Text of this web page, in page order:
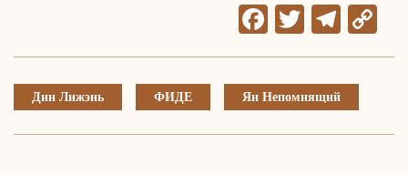
Facebook
Twitter
Дин Лижэнь ФИДЕ Ян Непомнящий